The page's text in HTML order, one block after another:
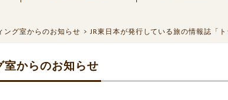
ング室からのお知らせ JR東日本が発行している旅の情報誌「
室からのお知らせ